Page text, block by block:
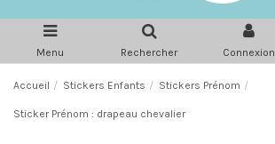
Menu Rechercher Connexion
Accueil Stickers Enfants Stickers Prénom
Sticker Prénom : drapeau chevalier